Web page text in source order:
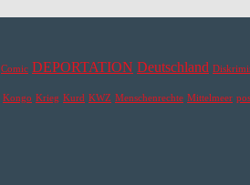
Comic DEPORTATION Deutschland
Kongo Krieg Kurd KWZ Menschenrechte Mittelmeer